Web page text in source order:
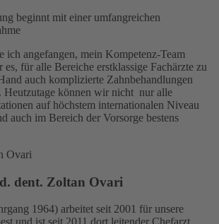
beginnt mit einer umfangreichen
ich angefangen, mein Kompetenz-Team
für alle Bereiche erstklassige Fachärzte zu
auch komplizierte Zahnbehandlungen
Heutzutage können wir nicht nur alle
auf höchstem internationalen Niveau
auch im Bereich der Vorsorge bestens
Ovari
dent. Zoltan Ovari
1964) arbeitet seit 2001 für unsere